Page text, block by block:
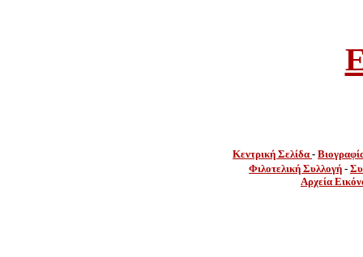
Κεντρική Σελίδα -
Φιλοτελική Συλλογή -
Αρχεία